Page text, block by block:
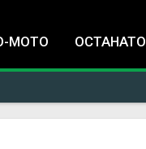
МОТО ОСТАНАТО